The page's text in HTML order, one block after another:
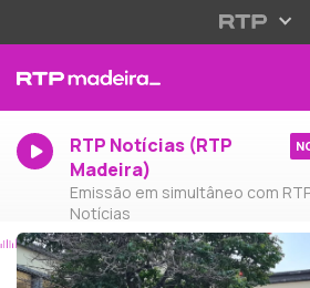
RTP Notícias (RTP
Madeira)
Emissão em simultâneo com
Notícias